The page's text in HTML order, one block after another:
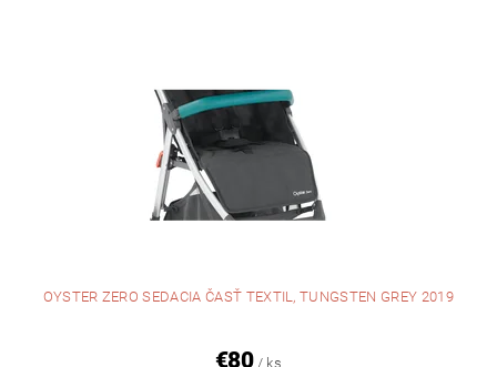
OYSTER ZERO SEDACIA ČASŤ TEXTIL, TUNGSTEN GREY 2019
€80 / ks